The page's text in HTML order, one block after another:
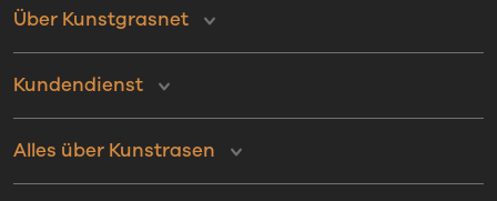
Über Kunstgrasnet
Kundendienst
Alles über Kunstrasen